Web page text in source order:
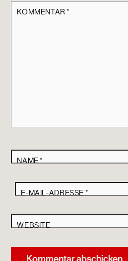
KOMMENTAR*
NAME*
E-MAIL-ADRESSE*
WEBSITE